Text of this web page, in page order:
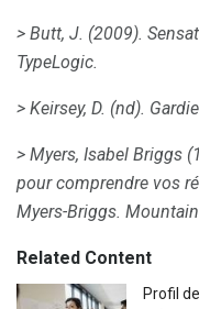
> Butt, J. (2009).
TypeLogic.
> Keirsey, D. (nd).
> Myers, Isabel Briggs
pour comprendre vos
Myers-Briggs. Mountain
Related Content
Profil